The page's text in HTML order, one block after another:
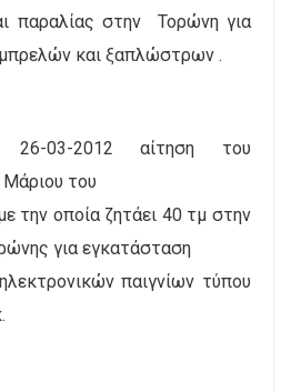
παραλίας στην
Τορώνη για
και ξαπλώστρων .
03-2012 αίτηση του
Μάριου του
την οποία ζητάει 40 τμ στην
για εγκατάσταση
παιγνίων τύπου